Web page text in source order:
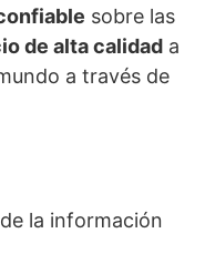
sobre las
de alta calidad a
a través de
de la información